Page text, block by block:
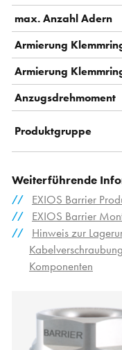
max. Anzahl Adern
Armierung
Armierung
Anzugsdrehmoment
Produktgruppe
Weiterführende
EXIOS Barrier
EXIOS Barrier
Hinweis zur
Komponenten